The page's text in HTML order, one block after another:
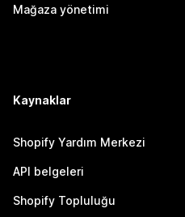
Mağaza yönetimi
Kaynaklar
Shopify Yardım Merkezi
API belgeleri
Shopify Topluluğu